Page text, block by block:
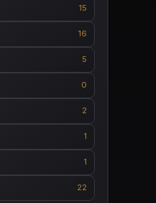
15
16
5
0
2
1
1
22